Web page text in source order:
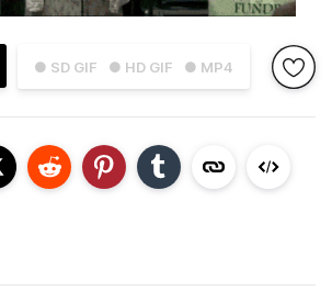
● SD GIF ● HD GIF ● MP4